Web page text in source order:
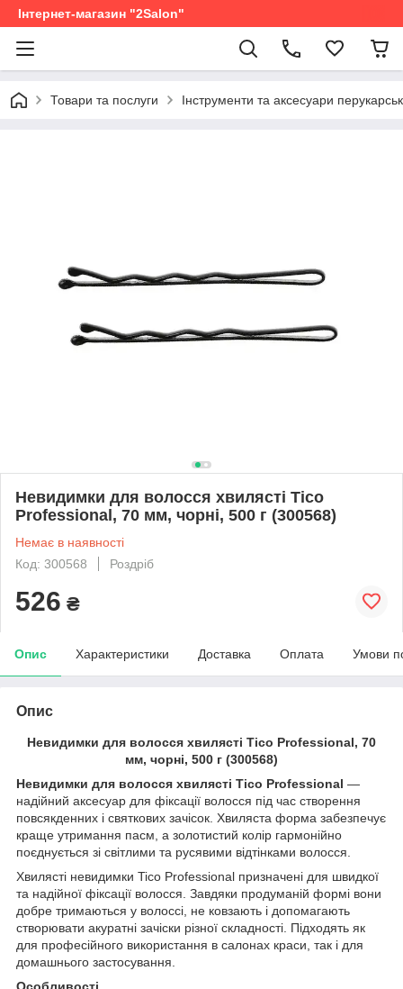
Інтернет-магазин "2Salon"
Товари та послуги Інструменти та аксесуари
Невидимки для волосся хвилясті Tico
Professional, 70 мм, чорні, 500 г (300568)
Немає в наявності
Код: 300568
Роздріб
526 ₴
Опис Характеристики Доставка Оплата Умови
Опис
Невидимки для волосся хвилясті Tico Professional, 70
мм, чорні, 500 г (300568)
Невидимки для волосся хвилясті Tico Professional —
надійний аксесуар для фіксації волосся під час створення
повсякденних і святкових зачісок. Хвиляста форма забезпечує
краще утримання пасм, а золотистий колір гармонійно
поєднується зі світлими та русявими відтінками волосся.
Хвилясті невидимки Tico Professional призначені для швидкої
та надійної фіксації волосся. Завдяки продуманій формі вони
добре тримаються у волоссі, не ковзають і допомагають
створювати акуратні зачіски різної складності. Підходять як
для професійного використання в салонах краси, так і для
домашнього застосування.
Особливості